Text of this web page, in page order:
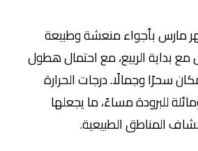
مارس بأجواء منعشة وطبيعة
مع بداية الربيع، مع احتمال هطول
سحرًا وجمالًا. درجات الحرارة
للبرودة مساءً، ما يجعلها
المناطق الطبيعية.